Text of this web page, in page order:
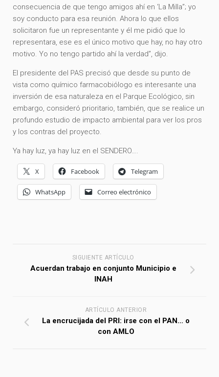
consecuencia de que tengo amigos ahí en ‘La Milla”; yo
soy conducto para esa reunión. Ahora lo que ellos
solicitaron fue un representante y él me pidió que lo
representara, ese es el único motivo que hay, no hay otro
motivo. Yo no tengo partido ahí la verdad”, dijo.
El presidente del PAS precisó que desde su punto de
vista como químico farmacobiólogo es interesante una
inversión de esa naturaleza en el Parque Ecológico, sin
embargo, consideró prioritario, también, que se realice un
profundo estudio de impacto ambiental para ver los pros
y los contras del proyecto.
Ya hay luz, ya hay luz en el SENDERO….
X Facebook Telegram
WhatsApp Correo electrónico
SIGUIENTE ARTÍCULO
Acuerdan trabajo en conjunto Municipio e
INAH
ARTÍCULO ANTERIOR
La encrucijada del PRI: irse con el PAN… o
con AMLO